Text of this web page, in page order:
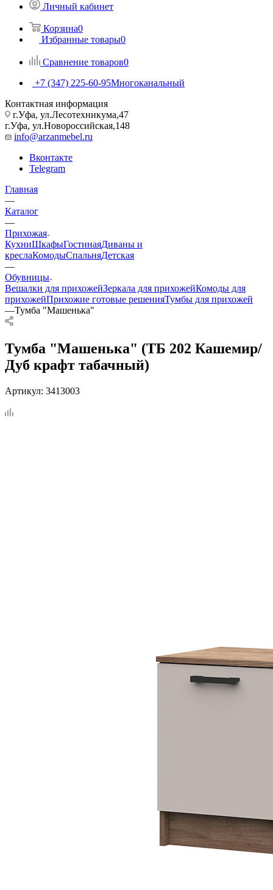
Личный кабинет
Корзина0
Избранные товары0
Сравнение товаров0
+7 (347) 225-60-95Многоканальный
Контактная информация
г.Уфа, ул.Лесотехникума,47
г.Уфа, ул.Новороссийская,148
info@arzanmebel.ru
Вконтакте
Telegram
Главная
—
Каталог
—
Прихожая
КухниШкафыГостинаяДиваны и
креслаКомодыСпальняДетская
—
Обувницы
Вешалки для прихожейЗеркала для прихожейКомоды для
прихожейПрихожие готовые решенияТумбы для прихожей
—Тумба "Машенька"
Тумба "Машенька" (ТБ 202 Кашемир/
Дуб крафт табачный)
Артикул: 3413003